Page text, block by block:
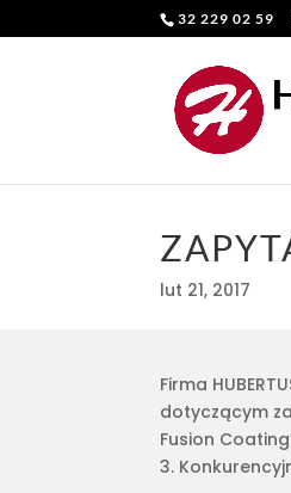
32 229 02 59
lut 21, 2017
Firma
dotyczącym
Fusion
3.